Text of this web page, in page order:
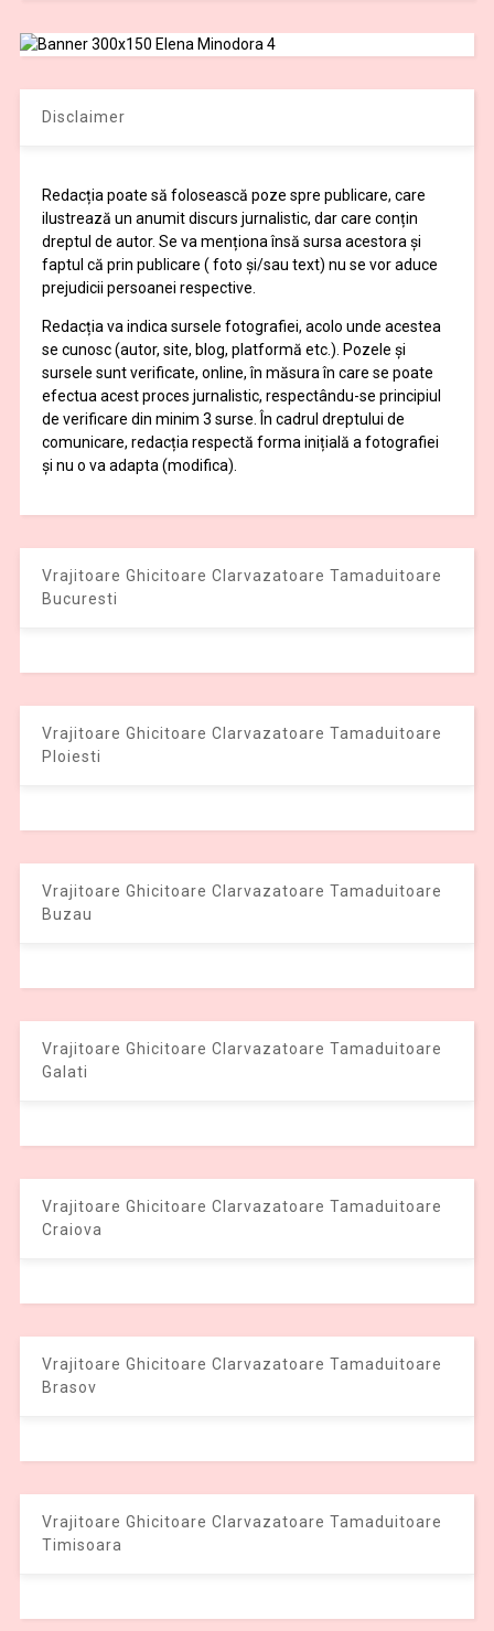
Disclaimer
Redacția poate să folosească poze spre publicare, care
ilustrează un anumit discurs jurnalistic, dar care conțin
dreptul de autor. Se va menționa însă sursa acestora și
faptul că prin publicare ( foto și/sau text) nu se vor aduce
prejudicii persoanei respective.
Redacția va indica sursele fotografiei, acolo unde acestea
se cunosc (autor, site, blog, platformă etc.). Pozele și
sursele sunt verificate, online, în măsura în care se poate
efectua acest proces jurnalistic, respectându-se principiul
de verificare din minim 3 surse. În cadrul dreptului de
comunicare, redacția respectă forma inițială a fotografiei
și nu o va adapta (modifica).
Vrajitoare Ghicitoare Clarvazatoare Tamaduitoare
Bucuresti
Vrajitoare Ghicitoare Clarvazatoare Tamaduitoare
Ploiesti
Vrajitoare Ghicitoare Clarvazatoare Tamaduitoare
Buzau
Vrajitoare Ghicitoare Clarvazatoare Tamaduitoare
Galati
Vrajitoare Ghicitoare Clarvazatoare Tamaduitoare
Craiova
Vrajitoare Ghicitoare Clarvazatoare Tamaduitoare
Brasov
Vrajitoare Ghicitoare Clarvazatoare Tamaduitoare
Timisoara